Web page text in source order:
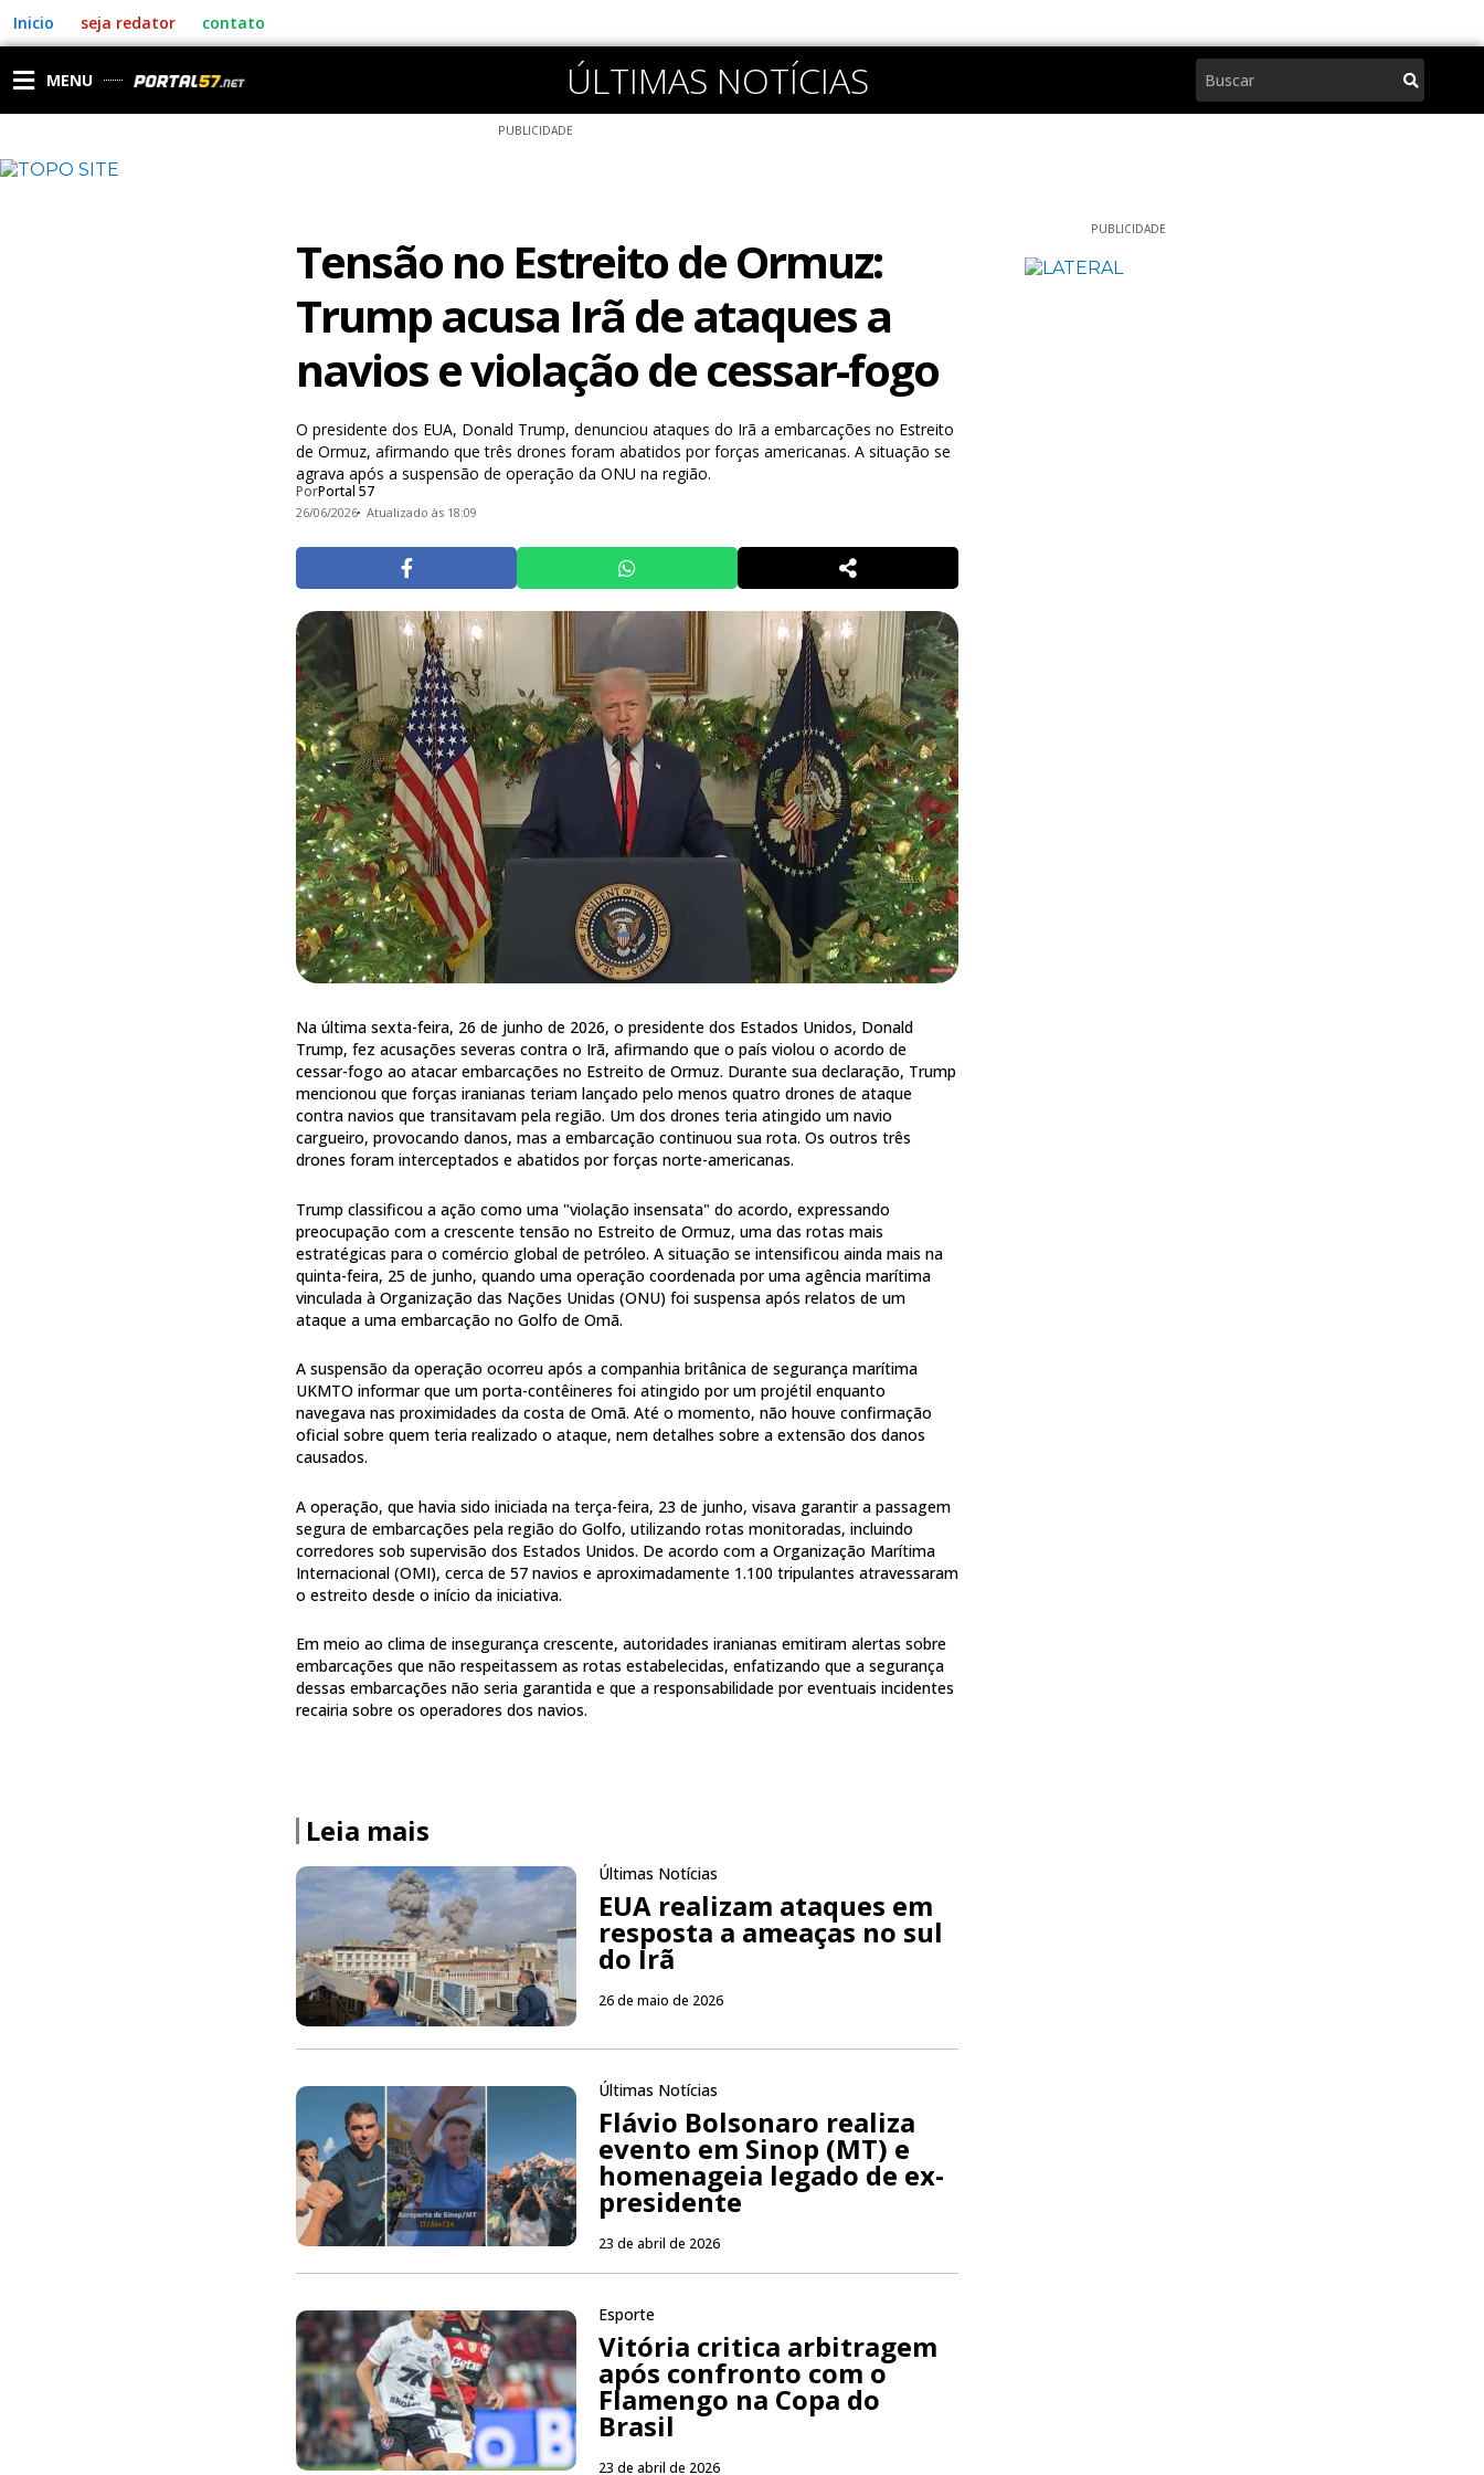
para
o
conteúdo
Inicio seja redator contato
MENU ÚLTIMAS NOTÍCIAS Pesquisar
PUBLICIDADE
Tensão no Estreito de Ormuz:
Trump acusa Irã de ataques a
navios e violação de cessar-fogo
O presidente dos EUA, Donald Trump, denunciou ataques do Irã a embarcações no Estreito
de Ormuz, afirmando que três drones foram abatidos por forças americanas. A situação se
agrava após a suspensão de operação da ONU na região.
PorPortal 57
26/06/2026 Atualizado às 18:09
Na última sexta-feira, 26 de junho de 2026, o presidente dos Estados Unidos, Donald
Trump, fez acusações severas contra o Irã, afirmando que o país violou o acordo de
cessar-fogo ao atacar embarcações no Estreito de Ormuz. Durante sua declaração, Trump
mencionou que forças iranianas teriam lançado pelo menos quatro drones de ataque
contra navios que transitavam pela região. Um dos drones teria atingido um navio
cargueiro, provocando danos, mas a embarcação continuou sua rota. Os outros três
drones foram interceptados e abatidos por forças norte-americanas.
Trump classificou a ação como uma "violação insensata" do acordo, expressando
preocupação com a crescente tensão no Estreito de Ormuz, uma das rotas mais
estratégicas para o comércio global de petróleo. A situação se intensificou ainda mais na
quinta-feira, 25 de junho, quando uma operação coordenada por uma agência marítima
vinculada à Organização das Nações Unidas (ONU) foi suspensa após relatos de um
ataque a uma embarcação no Golfo de Omã.
A suspensão da operação ocorreu após a companhia britânica de segurança marítima
UKMTO informar que um porta-contêineres foi atingido por um projétil enquanto
navegava nas proximidades da costa de Omã. Até o momento, não houve confirmação
oficial sobre quem teria realizado o ataque, nem detalhes sobre a extensão dos danos
causados.
A operação, que havia sido iniciada na terça-feira, 23 de junho, visava garantir a passagem
segura de embarcações pela região do Golfo, utilizando rotas monitoradas, incluindo
corredores sob supervisão dos Estados Unidos. De acordo com a Organização Marítima
Internacional (OMI), cerca de 57 navios e aproximadamente 1.100 tripulantes atravessaram
o estreito desde o início da iniciativa.
Em meio ao clima de insegurança crescente, autoridades iranianas emitiram alertas sobre
embarcações que não respeitassem as rotas estabelecidas, enfatizando que a segurança
dessas embarcações não seria garantida e que a responsabilidade por eventuais incidentes
recairia sobre os operadores dos navios.
Leia mais
Últimas Notícias
EUA realizam ataques em
resposta a ameaças no sul
do Irã
26 de maio de 2026
Últimas Notícias
Flávio Bolsonaro realiza
evento em Sinop (MT) e
homenageia legado de ex-
presidente
23 de abril de 2026
Esporte
Vitória critica arbitragem
após confronto com o
Flamengo na Copa do
Brasil
23 de abril de 2026
PUBLICIDADE